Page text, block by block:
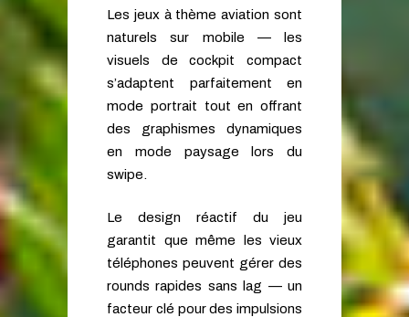
Les jeux à thème aviation sont
naturels sur mobile — les
visuels de cockpit compact
s’adaptent parfaitement en
mode portrait tout en offrant
des graphismes dynamiques
en mode paysage lors du
swipe.
Le design réactif du jeu
garantit que même les vieux
téléphones peuvent gérer des
rounds rapides sans lag — un
facteur clé pour des impulsions